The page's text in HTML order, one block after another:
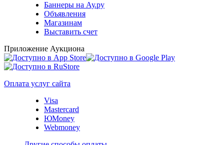
Баннеры на Ау.ру
Объявления
Магазинам
Выставить счет
Приложение Аукциона
Оплата услуг сайта
Visa
Mastercard
ЮMoney
Webmoney